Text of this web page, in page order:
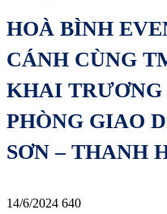
HOÀ BÌNH
CÁNH CÙNG
KHAI
PHÒNG GIAO
SƠN – THANH
14/6/2024 640